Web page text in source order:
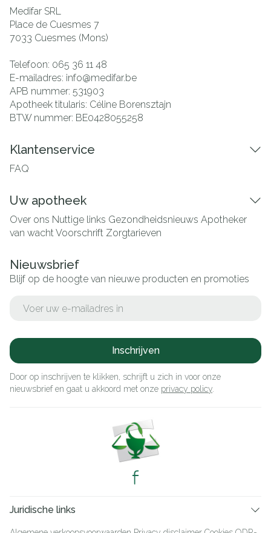
Medifar SRL
Place de Cuesmes 7
7033 Cuesmes (Mons)
Telefoon: 065 36 11 48
E-mailadres: info@medifar.be
APB nummer: 531903
Apotheek titularis: Céline Borensztajn
BTW nummer: BE0428055258
Klantenservice
FAQ
Uw apotheek
Over ons Nuttige links Gezondheidsnieuws Apotheker
van wachtVoorschrift Zorgtarieven
Nieuwsbrief
Blijf op de hoogte van nieuwe producten en promoties
Inschrijven
Door op inschrijven te klikken, schrijft u zich in voor onze
nieuwsbrief en gaat u akkoord met onze privacy policy
Juridische links